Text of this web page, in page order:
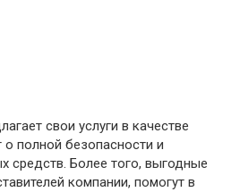
свои услуги в качестве
о полной безопасности и
средств. Более того, выгодные
компании, помогут в